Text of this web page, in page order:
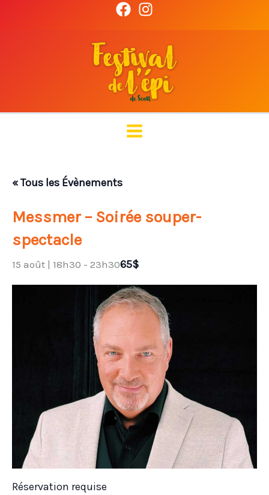
« Tous les Évènements
Messmer – Soirée souper-
spectacle
15 août | 18h30 - 23h3065$
Réservation requise